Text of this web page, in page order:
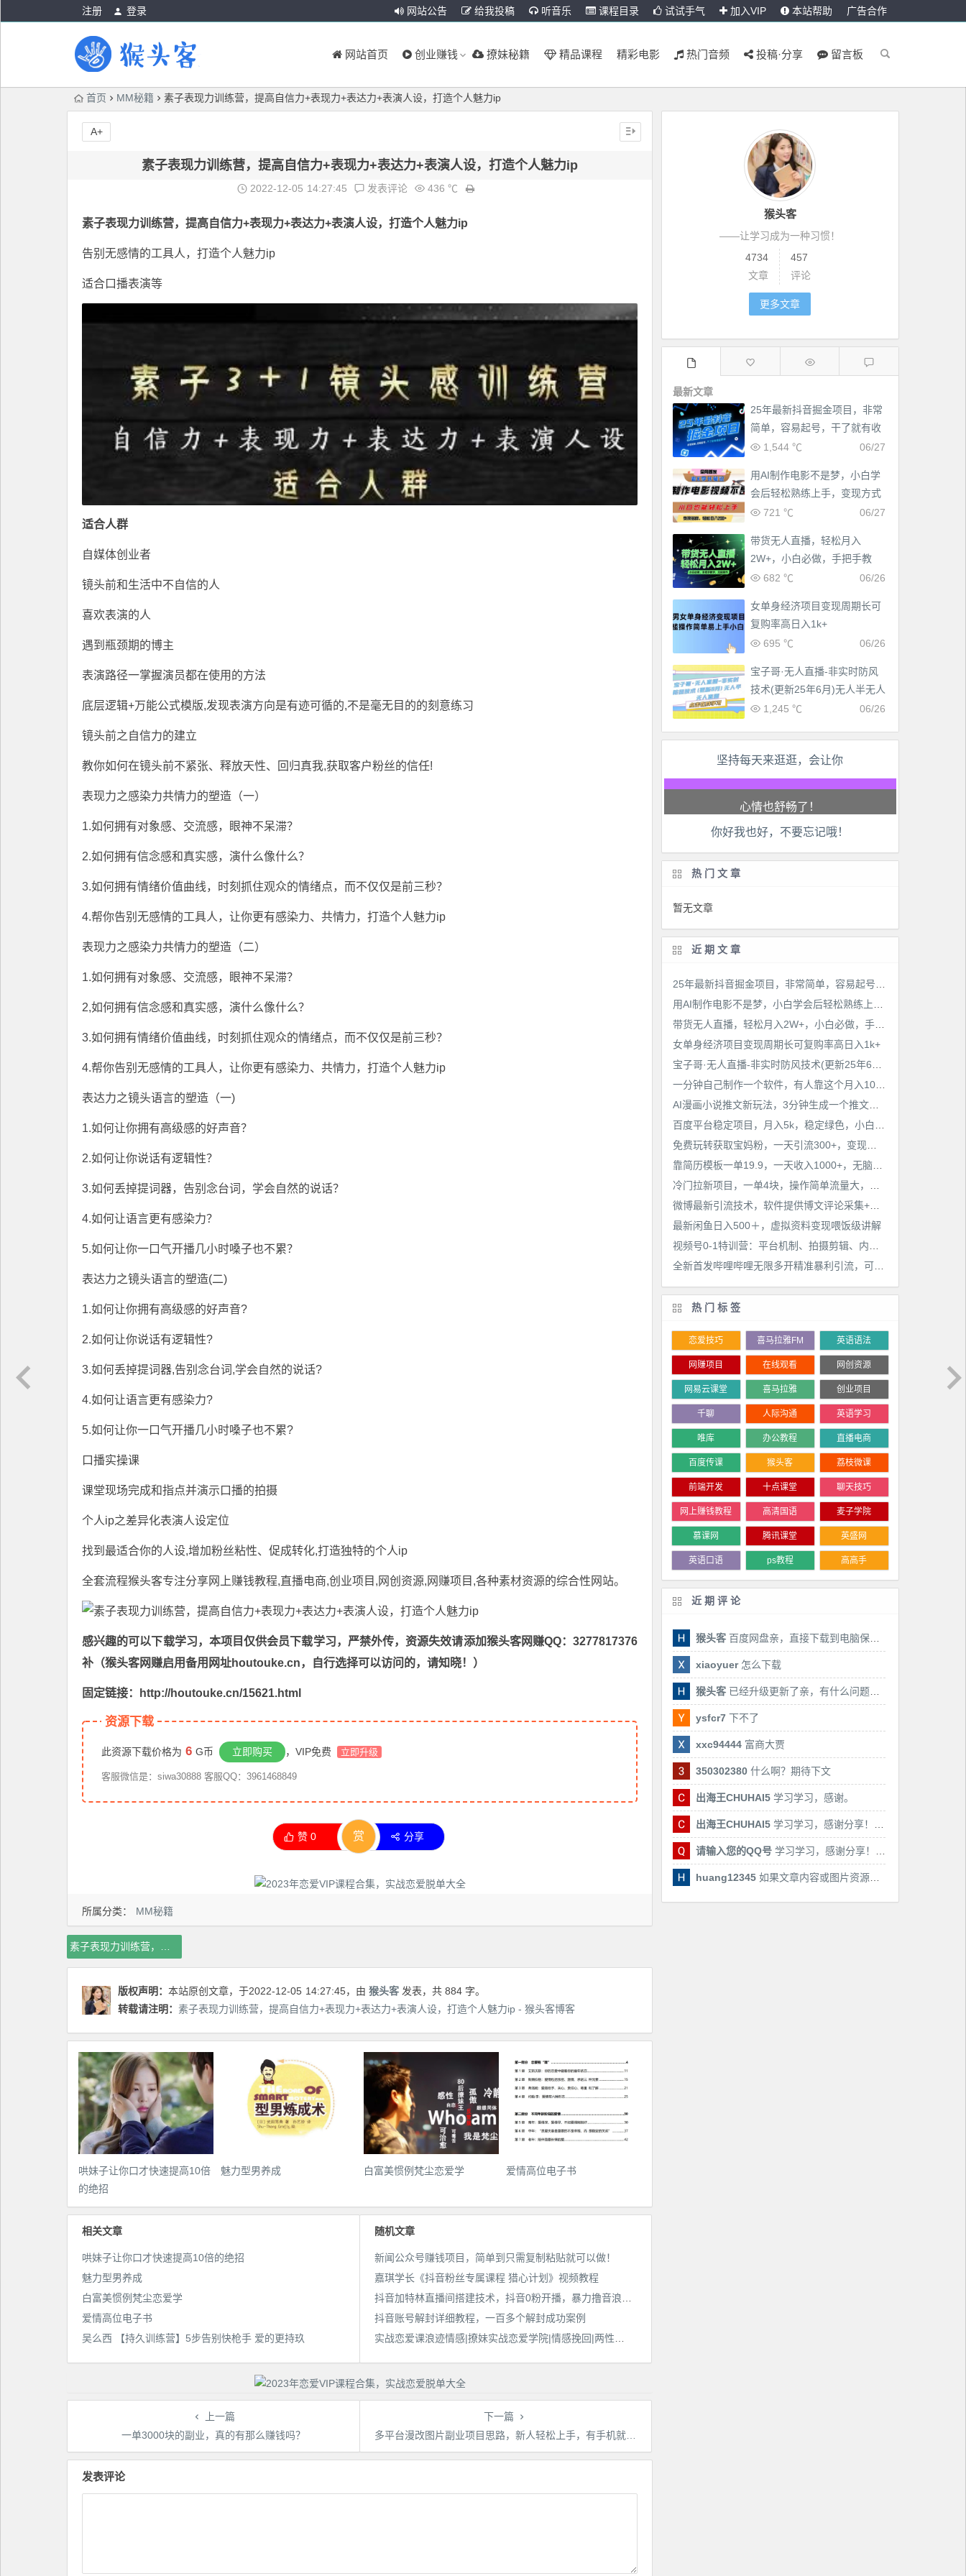
注册 登录 网站公告 给我投稿 听音乐 课程目录 试试手气 加入VIP 本站帮助 广告合作
网站首页 创业赚钱 撩妹秘籍 精品课程 精彩电影 热门音频 投稿·分享 留言板
首页 MM秘籍 素子表现力训练营，提高自信力+表现力+表达力+表演人设，打造个人魅力ip
素子表现力训练营，提高自信力+表现力+表达力+表演人设，打造个人魅力ip
2022-12-05 14:27:45 发表评论 436 ℃
素子表现力训练营，提高自信力+表现力+表达力+表演人设，打造个人魅力ip
告别无感情的工具人，打造个人魅力ip
适合口播表演等
适合人群
自媒体创业者
镜头前和生活中不自信的人
喜欢表演的人
遇到瓶颈期的博主
表演路径一掌握演员都在使用的方法
底层逻辑+万能公式模版,发现表演方向是有迹可循的,不是毫无目的的刻意练习
镜头前之自信力的建立
教你如何在镜头前不紧张、释放天性、回归真我,获取客户粉丝的信任!
表现力之感染力共情力的塑造（一）
1.如何拥有对象感、交流感，眼神不呆滞？
2.如何拥有信念感和真实感，演什么像什么？
3.如何拥有情绪价值曲线，时刻抓住观众的情绪点，而不仅仅是前三秒？
4.帮你告别无感情的工具人，让你更有感染力、共情力，打造个人魅力ip
表现力之感染力共情力的塑造（二）
1.如何拥有对象感、交流感，眼神不呆滞？
2,如何拥有信念感和真实感，演什么像什么？
3.如何拥有情绪价值曲线，时刻抓住观众的情绪点，而不仅仅是前三秒？
4.帮你告别无感情的工具人，让你更有感染力、共情力，打造个人魅力ip
表达力之镜头语言的塑造（一)
1.如何让你拥有高级感的好声音？
2.如何让你说话有逻辑性？
3.如何丢掉提词器，告别念台词，学会自然的说话？
4.如何让语言更有感染力？
5.如何让你一口气开播几小时嗓子也不累？
表达力之镜头语言的塑造(二)
1.如何让你拥有高级感的好声音?
2.如何让你说话有逻辑性?
3.如何丢掉提词器,告别念台词,学会自然的说话?
4.如何让语言更有感染力?
5.如何让你一口气开播几小时嗓子也不累?
口播实操课
课堂现场完成和指点并演示口播的拍摄
个人ip之差异化表演人设定位
找到最适合你的人设,增加粉丝粘性、促成转化,打造独特的个人ip
全套流程猴头客专注分享网上赚钱教程,直播电商,创业项目,网创资源, 网赚项目 ,各种素材资源的综合性网站。
感兴趣的可以下载学习，本项目仅供会员下载学习，严禁外传，资源失效请添加猴头客网赚QQ：3277817376
补（猴头客网赚启用备用网址houtouke.cn，自行选择可以访问的，请知晓！）
固定链接：http://houtouke.cn/15621.html
资源下载
此资源下载价格为 6 G币 立即购买 ，VIP免费 立即升级
客服微信是：siwa30888 客服QQ：3961468849
赞0 赏 分享
A+
所属分类： MM秘籍
素子表现力训练营，提高自信力+表现力+表达力+表演人设，打造个人魅力ip
版权声明： 本站原创文章，于2022-12-05 14:27:45，由 猴头客 发表，共 884 字。
转载请注明： 素子表现力训练营，提高自信力+表现力+表达力+表演人设，打造个人魅力ip - 猴头客博客
哄妹子让你口才快速提高10倍
的绝招
魅力型男养成 白富美惯例梵尘恋爱学 爱情高位电子书
相关文章
哄妹子让你口才快速提高10倍的绝招
魅力型男养成
白富美惯例梵尘恋爱学
爱情高位电子书
吴么西 【持久训练营】5步告别快枪手 爱的更持玖
随机文章
新闻公众号赚钱项目，简单到只需复制粘贴就可以做！
嘉琪学长《抖音粉丝专属课程 猎心计划》视频教程
抖音账号解封详细教程，一百多个解封成功案例
上一篇
一单3000块的副业，真的有那么赚钱吗？
下一篇
多平台漫改图片副业项目思路，新人轻松上手，有手机就能操作！
发表评论
猴头客
——让学习成为一种习惯！
4734
文章
457
评论
更多文章
最新文章
25年最新抖音掘金项目，非常
简单，容易起号，干了就有收
益那种
06/27
1,544 ℃
用AI制作电影不是梦，小白学
会后轻松熟练上手，变现方式
多样，日入2张+
06/27
721 ℃
带货无人直播，轻松月入
2W+，小白必做，手把手教
学，无脑操作(附学习资料)06/26
682 ℃
女单身经济项目变现周期长可
复购率高日入1k+
06/26
695 ℃
宝子哥·无人直播-非实时防风
技术(更新25年6月)无人半无人
直播
06/26
1,245 ℃
坚持每天来逛逛，会让你
工作也轻松了！
心情也舒畅了！
走路也有劲了！
腰也不酸了！
你好我也好，不要忘记哦！
热门文章
暂无文章
近期文章
带货无人直播，轻松月入2W+，小白必做，手把手教学，无脑操作(附学习资料)
女单身经济项目变现周期长可复购率高日入1k+
一分钟自己制作一个软件，有人靠这个月入10W+
AI漫画小说推文新玩法，3分钟生成一个推文视频，保姆级教程【配项目操作和软件教程】
免费玩转获取宝妈粉，一天引流300+，变现超乎你想象
微博最新引流技术，软件提供博文评论采集+私信实现精准引流【揭秘】
最新闲鱼日入500＋，虚拟资料变现喂饭级讲解
全新首发哔哩哔哩无限多开精准暴利引流，可无限多开，抗封首发精品脚本
热门标签
恋爱技巧 喜马拉雅FM 英语语法
网赚项目 在线观看 网创资源
网易云课堂 喜马拉雅 创业项目
千聊 人际沟通 英语学习
唯库 办公教程 直播电商
百度传课 猴头客 荔枝微课
前端开发 十点课堂 聊天技巧
网上赚钱教程 高清国语 麦子学院
慕课网 腾讯课堂 英盛网
英语口语 ps教程 高高手
近期评论
猴头客百度网盘亲，直接下载到电脑保存亲，后期有课还会更新
xiaoyuer怎么下载
猴头客已经升级更新了亲，有什么问题随时联系我！
ysfcr7下不了
xxc94444富商大贾
350302380什么啊？期待下文
出海王CHUHAI5学习学习，感谢。
出海王CHUHAI5学习学习，感谢分享！！！
请输入您的QQ号学习学习，感谢分享！！！
huang12345如果文章内容或图片资源失效，请留言反馈，我